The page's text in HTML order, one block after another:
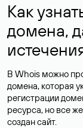
Как
домена,
В Whois можно
домена, которая
регистрации
ресурса, но все
создан сайт.